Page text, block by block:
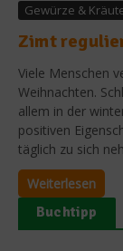
Gewürze &
Zimt
Viele Menschen
Weihnachten.
allem in der
positiven
täglich zu sich
Weiterlesen
Buchtipp